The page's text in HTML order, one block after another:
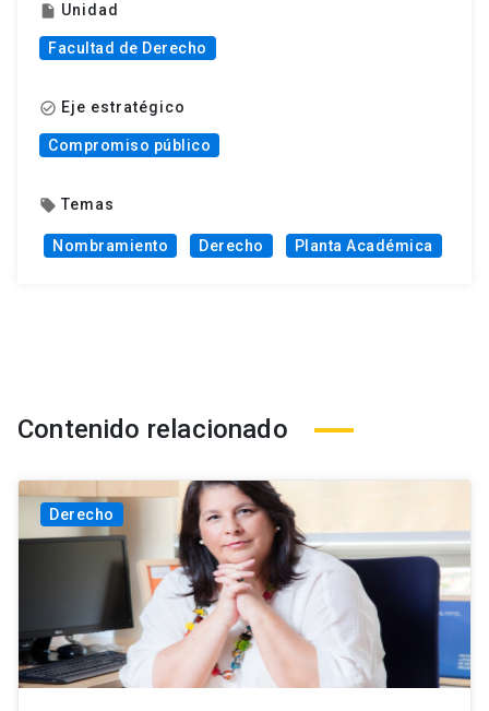
insert_drive_file Unidad
Facultad de Derecho
check_circle_outline Eje estratégico
Compromiso público
local_offer Temas
Nombramiento Derecho Planta Académica
Contenido relacionado
Derecho